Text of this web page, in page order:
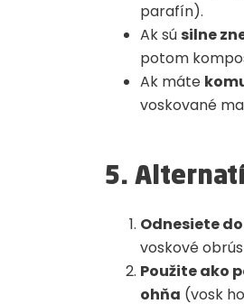
parafín).
Ak sú silne
potom
Ak máte
voskované
5.
Odnesiete
voskové
Použite ako
ohňa (vosk